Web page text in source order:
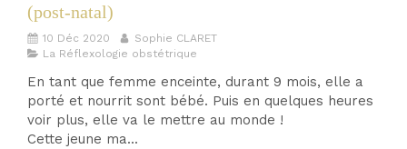
(post-natal)
10 Déc 2020
Sophie CLARET
La Réflexologie obstétrique
En tant que femme enceinte, durant 9 mois, elle a
porté et nourrit sont bébé. Puis en quelques heures
voir plus, elle va le mettre au monde !
Cette jeune ma...